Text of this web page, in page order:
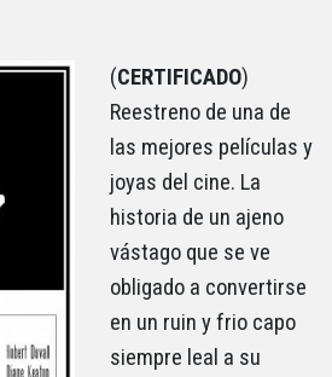
(CERTIFICADO)
Reestreno de una de
las mejores películas y
joyas del cine. La
historia de un ajeno
vástago que se ve
obligado a convertirse
en un ruin y frio capo
siempre leal a su